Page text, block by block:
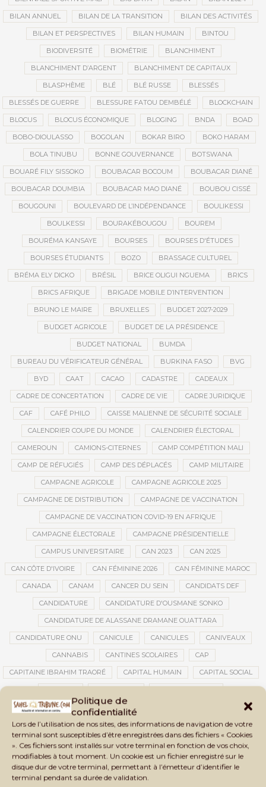
Politique de
confidentialité
Lors de l’utilisation de nos sites, des informations de navigation de votre
terminal sont susceptibles d’être enregistrées dans des fichiers « Cookies
». Ces fichiers sont installés sur votre terminal en fonction de vos choix,
modifiables à tout moment. Un cookie est un fichier enregistré sur le
disque dur de votre terminal, permettant à l’émetteur d’identifier le
terminal pendant sa durée de validation.
BILAN ANNUEL BILAN DE LA TRANSITION BILAN DES ACTIVITÉS
BILAN ET PERSPECTIVES BILAN HUMAIN BINTOU
BIODIVERSITÉ BIOMÉTRIE BLANCHIMENT
BLANCHIMENT D’ARGENT BLANCHIMENT DE CAPITAUX
BLASPHÈME BLÉ BLÉ RUSSE BLESSÉS
BLESSÉS DE GUERRE BLESSURE FATOU DEMBÉLÉ BLOCKCHAIN
BLOCUS BLOCUS ÉCONOMIQUE BLOGING BNDA BOAD
BOBO-DIOULASSO BOGOLAN BOKAR BIRO BOKO HARAM
BOLA TINUBU BONNE GOUVERNANCE BOTSWANA
BOUARÉ FILY SISSOKO BOUBACAR BOCOUM BOUBACAR DIANÉ
BOUBACAR DOUMBIA BOUBACAR MAO DIANÉ BOUBOU CISSÉ
BOUGOUNI BOULEVARD DE L’INDÉPENDANCE BOULIKESSI
BOULKESSI BOURAKÉBOUGOU BOUREM
BOURÉMA KANSAYE BOURSES BOURSES D'ÉTUDES
BOURSES ÉTUDIANTS BOZO BRASSAGE CULTUREL
BRÉMA ELY DICKO BRÉSIL BRICE OLIGUI NGUEMA BRICS
BRICS AFRIQUE BRIGADE MOBILE D’INTERVENTION
BRUNO LE MAIRE BRUXELLES BUDGET 2027-2029
BUDGET AGRICOLE BUDGET DE LA PRÉSIDENCE
BUDGET NATIONAL BUMDA
BUREAU DU VÉRIFICATEUR GÉNÉRAL BURKINA FASO BVG
BYD CAAT CACAO CADASTRE CADEAUX
CADRE DE CONCERTATION CADRE DE VIE CADRE JURIDIQUE
CAF CAFÉ PHILO CAISSE MALIENNE DE SÉCURITÉ SOCIALE
CALENDRIER COUPE DU MONDE CALENDRIER ÉLECTORAL
CAMEROUN CAMIONS-CITERNES CAMP COMPÉTITION MALI
CAMP DE RÉFUGIÉS CAMP DES DÉPLACÉS CAMP MILITAIRE
CAMPAGNE AGRICOLE CAMPAGNE AGRICOLE 2025
CAMPAGNE DE DISTRIBUTION CAMPAGNE DE VACCINATION
CAMPAGNE DE VACCINATION COVID-19 EN AFRIQUE
CAMPAGNE ÉLECTORALE CAMPAGNE PRÉSIDENTIELLE
CAMPUS UNIVERSITAIRE CAN 2023 CAN 2025
CAN CÔTE D'IVOIRE CAN FÉMININE 2026 CAN FÉMININE MAROC
CANADA CANAM CANCER DU SEIN CANDIDATS DEF
CANDIDATURE CANDIDATURE D'OUSMANE SONKO
CANDIDATURE DE ALASSANE DRAMANE OUATTARA
CANDIDATURE ONU CANICULE CANICULES CANIVEAUX
CANNABIS CANTINES SCOLAIRES CAP
CAPITAINE IBRAHIM TRAORÉ CAPITAL HUMAIN CAPITAL SOCIAL
CARTE D’IDENTITÉ BIOMÉTRIQUE CARTE NINA CARTONS ROUGES
CASABLANCA CATASTROPHE CATASTROPHE NATURELLE
CATASTROPHES CLIMATIQUES CATASTROPHES NATURELLES
CAUTION 10 000 DOLLARS CAUTION DE VISA CDAT CECOGEC
CEDEAO CÉDÉAO CEI CÉLÉBRATION NATIONALE